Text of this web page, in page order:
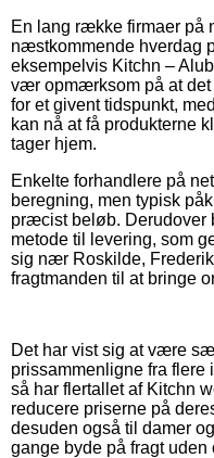
En lang række firmaer på
næstkommende hverdag
eksempelvis Kitchn –
vær opmærksom på at
for et givent tidspunkt,
kan nå at få produkterne
tager hjem.
Enkelte forhandlere på
beregning, men typisk
præcist beløb. Derudover
metode til levering, som
sig nær Roskilde,
fragtmanden til at bringe
Det har vist sig at være
prissammenligne fra flere
så har flertallet af Kitchn
reducere priserne på
desuden også til damer
gange byde på fragt uden